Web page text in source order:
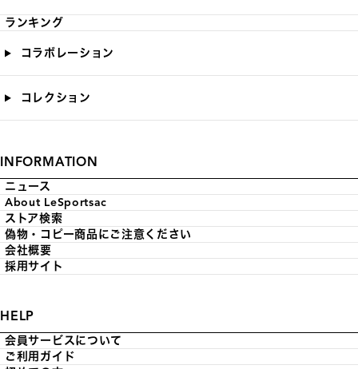
ランキング
コラボレーション
コレクション
INFORMATION
ニュース
About LeSportsac
ストア検索
偽物・コピー商品にご注意ください
会社概要
採用サイト
HELP
会員サービスについて
ご利用ガイド